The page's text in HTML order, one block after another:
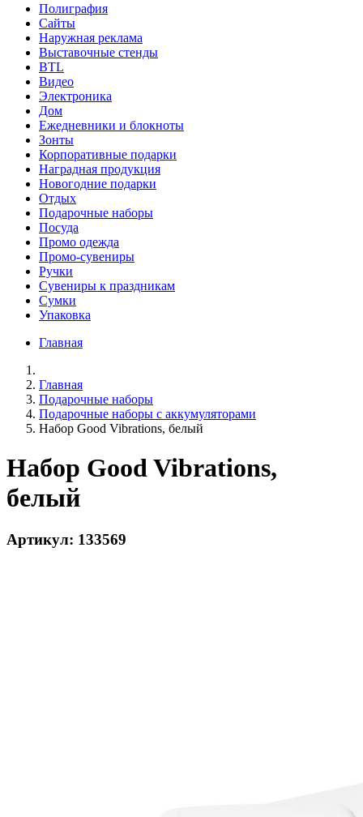
Полиграфия
Сайты
Наружная реклама
Выставочные стенды
BTL
Видео
Электроника
Дом
Ежедневники и блокноты
Зонты
Корпоративные подарки
Наградная продукция
Новогодние подарки
Отдых
Подарочные наборы
Посуда
Промо одежда
Промо-сувениры
Ручки
Сувениры к праздникам
Сумки
Упаковка
Главная
Главная
Подарочные наборы
Подарочные наборы с аккумуляторами
Набор Good Vibrations, белый
Набор Good Vibrations,
белый
Артикул: 133569